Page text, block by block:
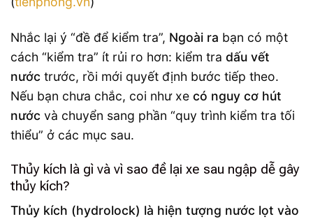
Nhắc lại ý “đề để kiểm tra”, Ngoài ra bạn có một
cách “kiểm tra” ít rủi ro hơn: kiểm tra dấu vết
nước trước, rồi mới quyết định bước tiếp theo.
Nếu bạn chưa chắc, coi như xe có nguy cơ hút
nước và chuyển sang phần “quy trình kiểm tra tối
thiểu” ở các mục sau.
Thủy kích là gì và vì sao đề lại xe sau ngập dễ gây
thủy kích?
Thủy kích (hydrolock) là hiện tượng nước lọt vào